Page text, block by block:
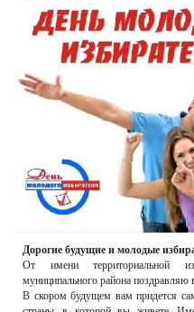
РЕКЛАМОДАТЕЛЯМ
ОБЪЯВЛЕНИЯ
КОНТАКТЫ
Дорогие будущие и молодые
От имени территориальной
муниципального района поздравляю
В скором будущем вам придется